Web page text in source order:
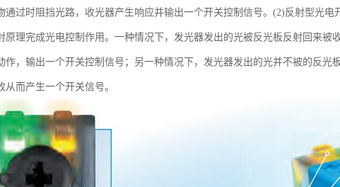
通过时阻挡光路，收光器产生响应并输出一个开关控制信号。(2)反射型光
原理完成光电控制作用。一种情况下，发光器发出的光被反光板反射回来被
作，输出一个开关控制信号；另一种情况下，发光器发出的光并不被的反光
而产生一个开关信号。